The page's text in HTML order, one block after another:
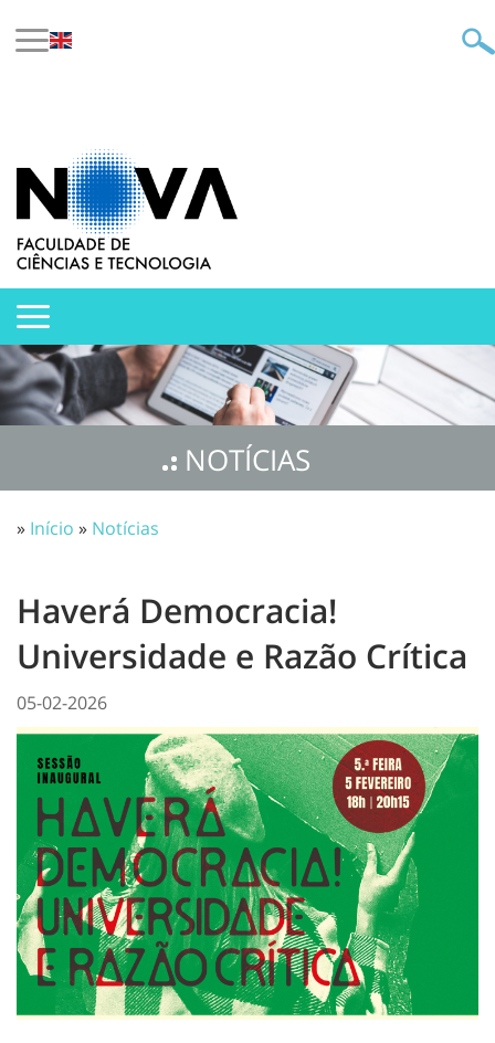
NOTÍCIAS
» Início » Notícias
Haverá Democracia!
Universidade e Razão Crítica
05-02-2026